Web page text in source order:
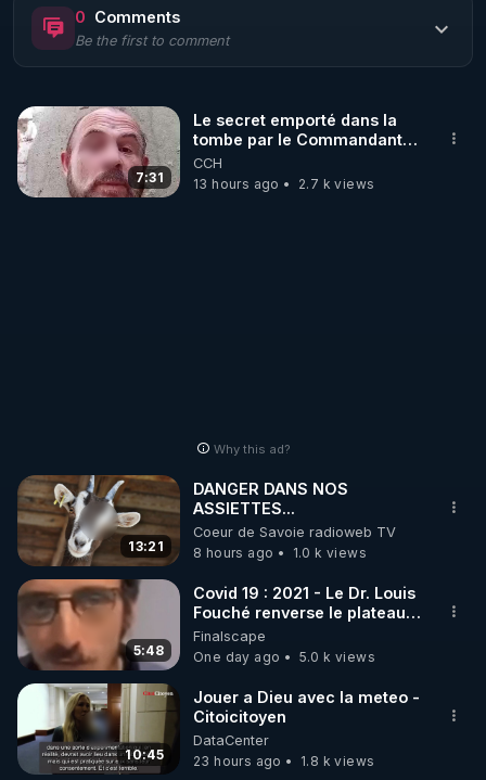
MERCI DE VOTER POUR CETTE VIDEO EN
CLIQUANT SUR ^ EN BAS A DROITE OU EST
ECRIT "P 50%" !!!
MERCI DE ME SOUTENIR EN CLIQUANT EN BAS
A DROITE SUR "SOUTENIR" (CROWDBUNKER).
https://odysee.com/@Bestofcomputer:1
https://twitter.com/bestofcomputer
https://www.facebook.com/bestofcomputer
https://rumble.com/bestofcomputer
https://t.me/bestofcomputerlive
0 Comments
Be the first to comment
7:31
Le secret emporté dans la
tombe par le Commandant
Cousteau le 25 juin 1997
CCH
13 hours ago
2.7 k views
Why this ad?
13:21
DANGER DANS NOS
ASSIETTES...
Coeur de Savoie radioweb TV
8 hours ago
1.0 k views
5:48
Covid 19 : 2021 - Le Dr. Louis
Fouché renverse le plateau
de CNews !
Finalscape
One day ago
5.0 k views
10:45
Jouer a Dieu avec la meteo -
Citoicitoyen
DataCenter
23 hours ago
1.8 k views